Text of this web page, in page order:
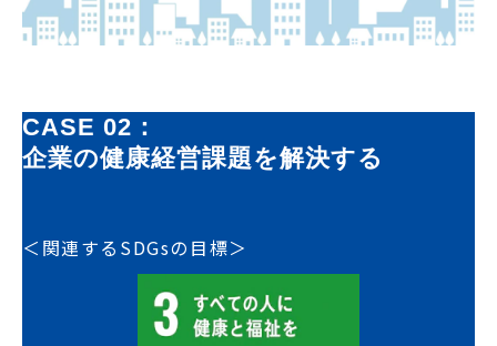
CASE 02：
企業の健康経営課題を解決する
＜関連するSDGsの目標＞